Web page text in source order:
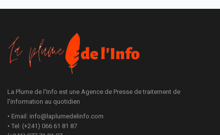
La Plume de l'Info est une Agence de Presse de traitement de
l'information au quotidien
• Email: info@laplumedelinfo.com
• Tel: (+241) 066 61 81 87